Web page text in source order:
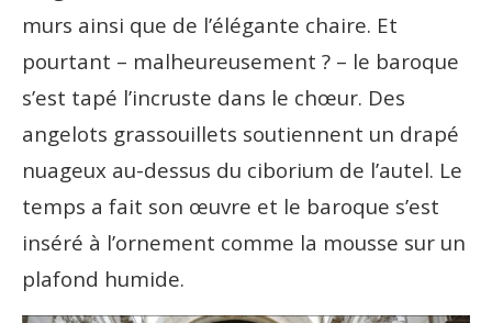
murs ainsi que de l’élégante chaire. Et
pourtant – malheureusement ? – le baroque
s’est tapé l’incruste dans le chœur. Des
angelots grassouillets soutiennent un drapé
nuageux au-dessus du ciborium de l’autel. Le
temps a fait son œuvre et le baroque s’est
inséré à l’ornement comme la mousse sur un
plafond humide.